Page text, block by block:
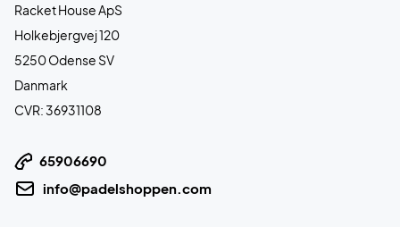
Racket House ApS
Holkebjergvej 120
5250 Odense SV
Danmark
CVR: 36931108
65906690
info@padelshoppen.com